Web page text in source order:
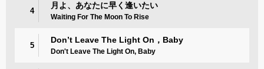
4
月よ、あなたに早く逢いたい
Waiting For The Moon To Rise
5
Don’t Leave The Light On，Baby
Don't Leave The Light On, Baby